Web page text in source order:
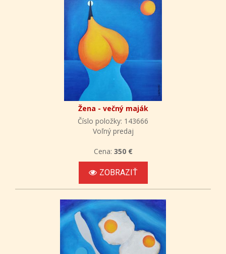
Žena - večný maják
Číslo položky: 143666
Voľný predaj
Cena: 350 €
ZOBRAZIŤ